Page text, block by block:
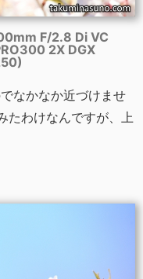
F/2.8 Di VC
2X DGX
なかなか近づけませ
たわけなんですが、上